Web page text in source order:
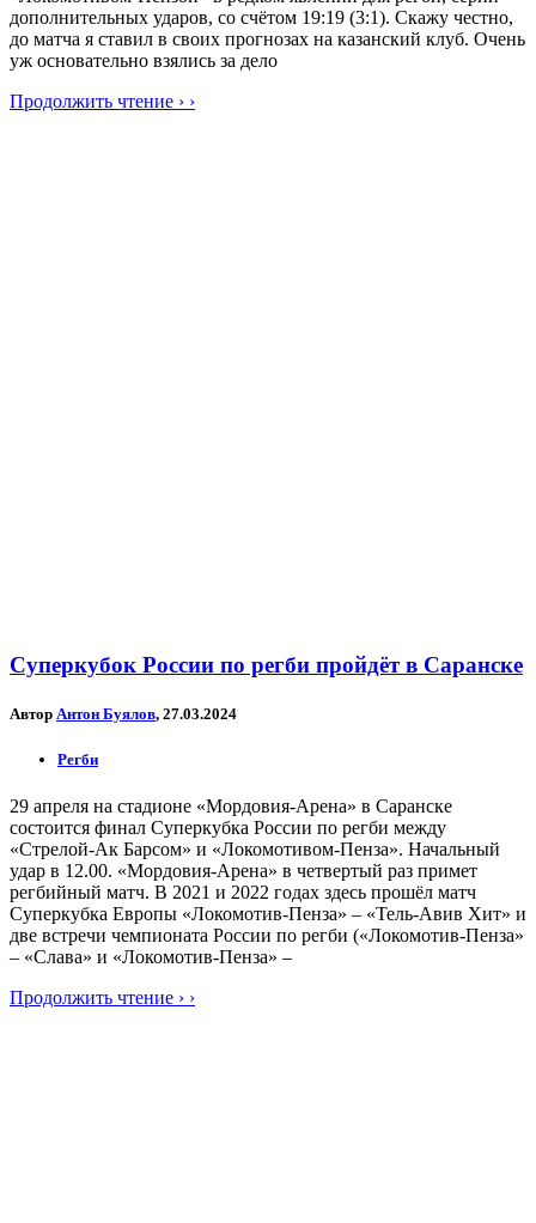
дополнительных ударов, со счётом 19:19 (3:1). Скажу честно,
до матча я ставил в своих прогнозах на казанский клуб. Очень
уж основательно взялись за дело
Продолжить чтение › ›
Суперкубок России по регби пройдёт в Саранске
Автор Антон Буялов, 27.03.2024
Регби
29 апреля на стадионе «Мордовия-Арена» в Саранске
состоится финал Суперкубка России по регби между
«Стрелой-Ак Барсом» и «Локомотивом-Пенза». Начальный
удар в 12.00. «Мордовия-Арена» в четвертый раз примет
регбийный матч. В 2021 и 2022 годах здесь прошёл матч
Суперкубка Европы «Локомотив-Пенза» – «Тель-Авив Хит» и
две встречи чемпионата России по регби («Локомотив-Пенза»
– «Слава» и «Локомотив-Пенза» –
Продолжить чтение › ›